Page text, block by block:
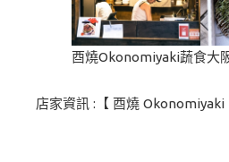
酉燒Okonomiyaki蔬食大
店家資訊 :【 酉燒 Okonomiyaki